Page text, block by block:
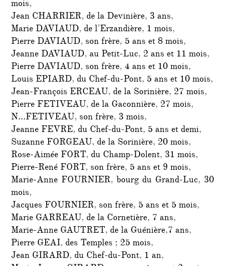
mois,
Jean CHARRIER, de la Devinière, 3 ans,
Marie DAVIAUD, de l’Erzandière, 1 mois,
Pierre DAVIAUD, son frère, 5 ans et 8 mois,
Jeanne DAVIAUD, au Petit-Luc, 2 ans et 11 mois,
Pierre DAVIAUD, son frère, 4 ans et 10 mois,
Louis EPIARD, du Chef-du-Pont, 5 ans et 10 mois,
Jean-François ERCEAU, de la Sorinière, 27 mois,
Pierre FETIVEAU, de la Gaconnière, 27 mois,
N…FETIVEAU, son frère, 3 mois,
Jeanne FEVRE, du Chef-du-Pont, 5 ans et demi,
Suzanne FORGEAU, de la Sorinière, 20 mois,
Rose-Aimée FORT, du Champ-Dolent, 31 mois,
Pierre-René FORT, son frère, 5 ans et 9 mois,
Marie-Anne FOURNIER, bourg du Grand-Luc, 30
mois,
Jacques FOURNIER, son frère, 5 ans et 5 mois,
Marie GARREAU, de la Cornetière, 7 ans,
Marie-Anne GAUTRET, de la Guénière,7 ans,
Pierre GEAI, des Temples ; 25 mois,
Jean GIRARD, du Chef-du-Pont, 1 an,